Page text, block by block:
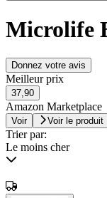
Microlife
Donnez votre avis
Meilleur prix
37,90
Amazon Marketplace
Voir Voir le produit
Trier par:
Le moins cher